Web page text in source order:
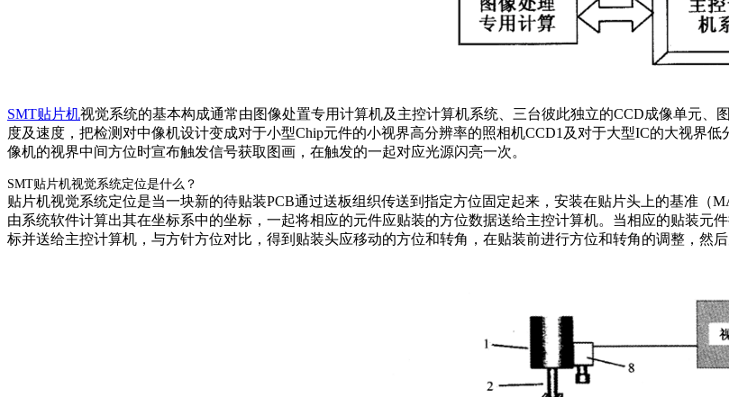
SMT贴片机视觉系统的基本构成通常由图像处置专用计算机及主控计算机系统、三台彼此独立的CCD成像单元
度及速度，把检测对中像机设计变成对于小型Chip元件的小视界高分辨率的照相机CCD1及对于大型IC的大视界
像机的视界中间方位时宣布触发信号获取图画，在触发的一起对应光源闪亮一次。
SMT贴片机视觉系统定位是什么？
贴片机视觉系统定位是当一块新的待贴装PCB通过送板组织传送到指定方位固定起来，安装在贴片头上的基准
由系统软件计算出其在坐标系中的坐标，一起将相应的元件应贴装的方位数据送给主控计算机。当相应的贴装元
标并送给主控计算机，与方针方位对比，得到贴装头应移动的方位和转角，在贴装前进行方位和转角的调整，然后